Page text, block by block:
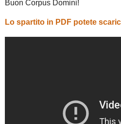
Buon Corpus Domini!
Lo spartito in PDF potete